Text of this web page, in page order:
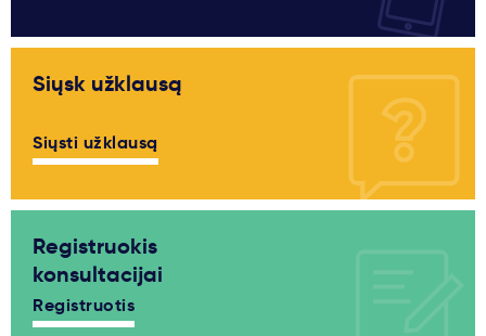
Siųsk užklausą
Siųsti užklausą
Registruokis
konsultacijai
Registruotis